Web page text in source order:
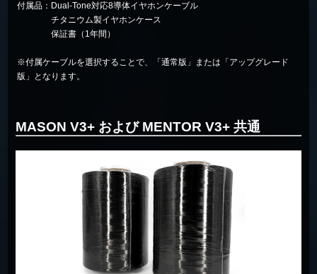
付属品：Dual-Tone対応8導体イヤホンケーブル
チタニウム製イヤホンケース
保証書（1年間）
※付属ケーブルを選択することで、「通常版」または「アップグレード
版」となります。
MASON V3+ および MENTOR V3+ 共通